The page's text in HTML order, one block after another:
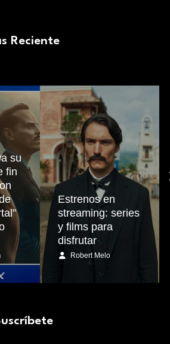
Reciente
su
fin
Estrenos en
streaming: series
y films para
disfrutar
Robert Melo